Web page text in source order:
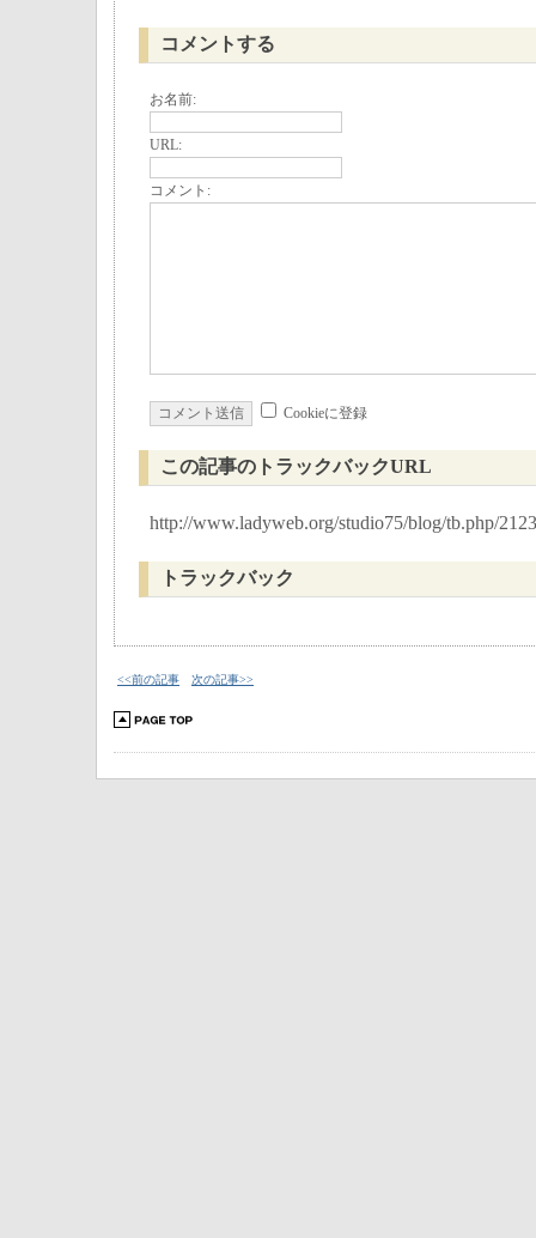
コメントする
お名前:
URL:
コメント:
Cookieに登録
この記事のトラックバックURL
http://www.ladyweb.org/studio75/blog/tb.php/2123
トラックバック
<<前の記事 次の記事>>